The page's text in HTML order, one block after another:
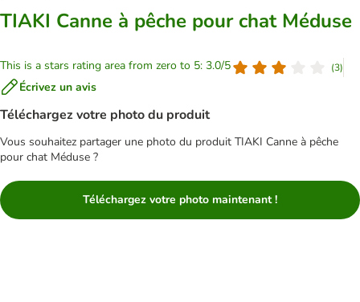
TIAKI Canne à pêche pour chat Méduse
This is a stars rating area from zero to 5: 3.0/5 (3)
Écrivez un avis
Téléchargez votre photo du produit
Vous souhaitez partager une photo du produit TIAKI Canne à pêche
pour chat Méduse ?
Téléchargez votre photo maintenant !